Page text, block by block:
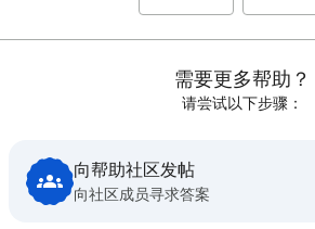
需要更多帮助？
请尝试以下步骤：
向帮助社区发帖
向社区成员寻求答案